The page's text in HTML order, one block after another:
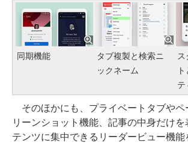
同期機能
タブ複製と検索ニ
ックネーム
テ
そのほかにも、プライベートタブやペ
リーンショット機能、記事の中身だけ
テンツに集中できるリーダービュー機能